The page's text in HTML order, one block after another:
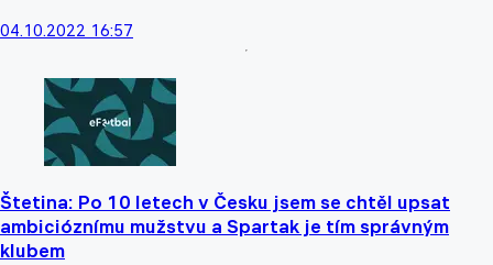
04.10.2022 16:57
Štetina: Po 10 letech v Česku jsem se chtěl upsat
ambicióznímu mužstvu a Spartak je tím správným
klubem